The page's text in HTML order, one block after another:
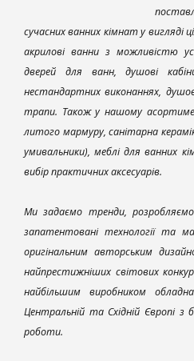
сучасних ванних кімнат у вигляді
акрилові ванни з можливістю
дверей для ванн, душові
нестандартних виконаннях,
трапи. Також у нашому
литого мармуру, санітарна
умивальники), меблі для ванних
вибір практичних аксесуарів.
Ми задаємо тренди, розробляємо
запатентовані технології та
оригінальним авторським
найпрестижніших світових
найбільшим виробником
Центральній та Східній Європі з
роботи.